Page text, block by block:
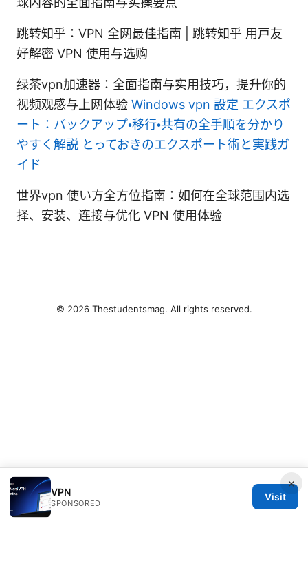
跳转知乎：VPN 全网最佳指南 | 跳转知乎 用户友
好解密 VPN 使用与选购
绿茶vpn加速器：全面指南与实用技巧，提升你的
视频观感与上网体验 Windows vpn 設定 エクスポ
ート：バックアップ・移行・共有の全手順を分かり
やすく解説 とっておきのエクスポート術と実践ガ
イド
世界vpn 使い方全方位指南：如何在全球范围内选
择、安装、连接与优化 VPN 使用体验
×
VPN
SPONSORED
Visit
© 2026 Thestudentsmag. All rights reserved.